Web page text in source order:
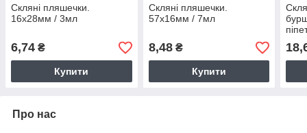
Скляні пляшечки.
16х28мм / 3мл
6,74 ₴
Купити
Скляні пляшечки.
57х16мм / 7мл
8,48₴
Купити
Про нас